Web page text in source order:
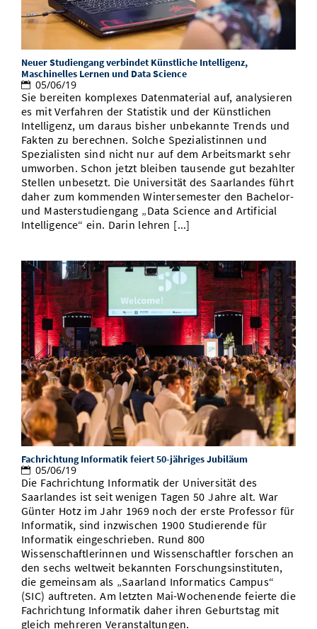
Neuer Studiengang verbindet Künstliche Intelligenz,
Maschinelles Lernen und Data Science
05/06/19
Sie bereiten komplexes Datenmaterial auf, analysieren
es mit Verfahren der Statistik und der Künstlichen
Intelligenz, um daraus bisher unbekannte Trends und
Fakten zu berechnen. Solche Spezialistinnen und
Spezialisten sind nicht nur auf dem Arbeitsmarkt sehr
umworben. Schon jetzt bleiben tausende gut bezahlter
Stellen unbesetzt. Die Universität des Saarlandes führt
daher zum kommenden Wintersemester den Bachelor-
und Masterstudiengang „Data Science and Artificial
Intelligence“ ein. Darin lehren [...]
Fachrichtung Informatik feiert 50-jähriges Jubiläum
05/06/19
Die Fachrichtung Informatik der Universität des
Saarlandes ist seit wenigen Tagen 50 Jahre alt. War
Günter Hotz im Jahr 1969 noch der erste Professor für
Informatik, sind inzwischen 1900 Studierende für
Informatik eingeschrieben. Rund 800
Wissenschaftlerinnen und Wissenschaftler forschen an
den sechs weltweit bekannten Forschungsinstituten,
die gemeinsam als „Saarland Informatics Campus“
(SIC) auftreten. Am letzten Mai-Wochenende feierte die
Fachrichtung Informatik daher ihren Geburtstag mit
gleich mehreren Veranstaltungen.